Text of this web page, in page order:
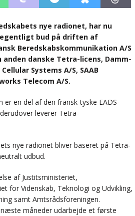
nye radionet, har nu
bud på driften af
Beredskabskommunikation A/S
danske Tetra-licens, Damm-
Systems A/S, SAAB
Telecom A/S.
en del af den fransk-tyske EADS-
leverer Tetra-
nye radionet bliver baseret på Tetra-
udbud.
af Justitsministeriet,
for Videnskab, Teknologi og Udvikling,
samt Amtsrådsforeningen.
måneder udarbejde et første